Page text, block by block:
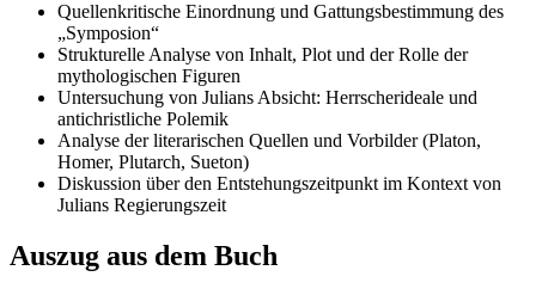
Quellenkritische Einordnung und Gattungsbestimmung des
„Symposion“
Strukturelle Analyse von Inhalt, Plot und der Rolle der
mythologischen Figuren
Untersuchung von Julians Absicht: Herrscherideale und
antichristliche Polemik
Analyse der literarischen Quellen und Vorbilder (Platon,
Homer, Plutarch, Sueton)
Diskussion über den Entstehungszeitpunkt im Kontext von
Julians Regierungszeit
Auszug aus dem Buch